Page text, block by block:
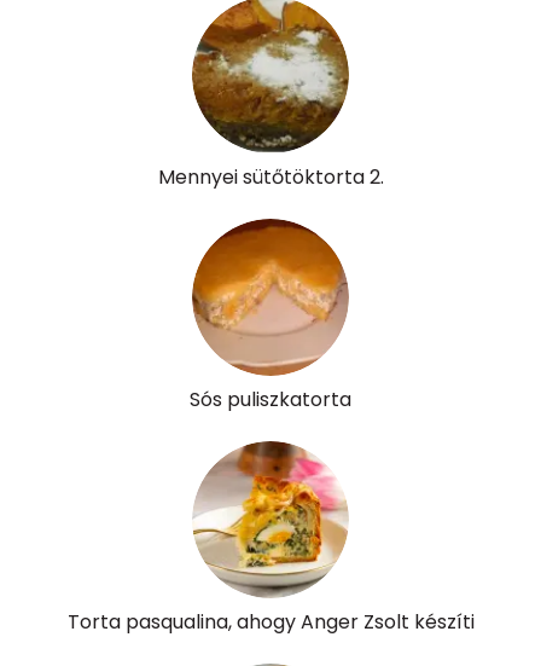
Mennyei sütőtöktorta 2.
Sós puliszkatorta
Torta pasqualina, ahogy Anger Zsolt készíti